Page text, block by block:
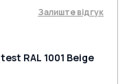
Залиште відгук
RAL 1001 Beige